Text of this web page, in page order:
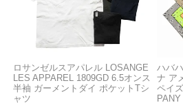
ロサンゼルスアパレル LOSANGE
LES APPAREL 1809GD 6.5オンス
半袖 ガーメントダイ ポケットTシ
ャツ
ハバ
ナ ア
ペイ
PANY